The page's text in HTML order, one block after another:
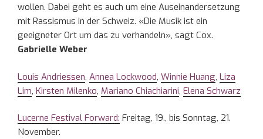
wollen. Dabei geht es auch um eine Auseinandersetzung
mit Rassismus in der Schweiz. «Die Musik ist ein
geeigneter Ort um das zu verhandeln», sagt Cox.
Gabrielle Weber
Louis Andriessen, Annea Lockwood, Winnie Huang, Liza
Lim, Kirsten Milenko, Mariano Chiachiarini, Elena Schwarz
Lucerne Festival Forward: Freitag, 19., bis Sonntag, 21.
November.